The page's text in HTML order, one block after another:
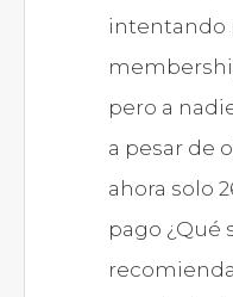
intentando
pero a
a pesar de
ahora solo
pago ¿Qué